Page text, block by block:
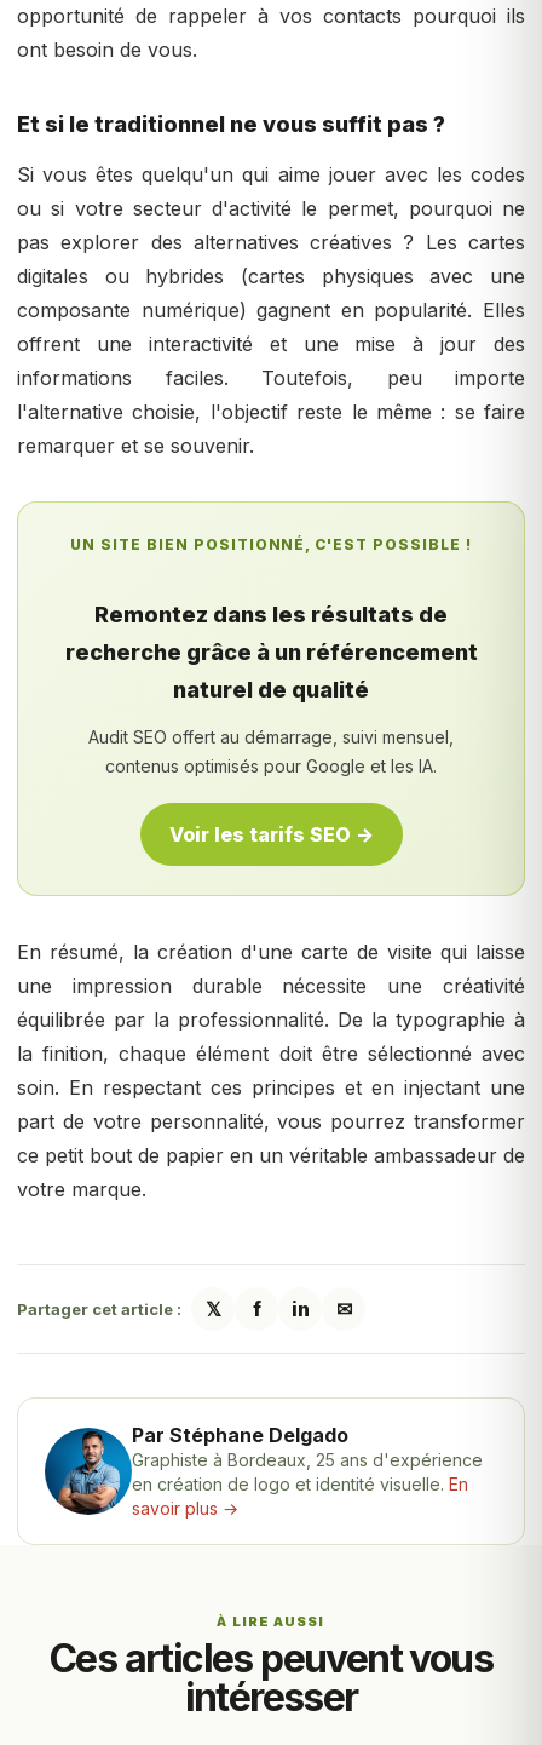
opportunité de rappeler à vos contacts pourquoi ils
ont besoin de vous.
Et si le traditionnel ne vous suffit pas ?
Si vous êtes quelqu'un qui aime jouer avec les codes
ou si votre secteur d'activité le permet, pourquoi ne
pas explorer des alternatives créatives ? Les cartes
digitales ou hybrides (cartes physiques avec une
composante numérique) gagnent en popularité. Elles
offrent une interactivité et une mise à jour des
informations faciles. Toutefois, peu importe
l'alternative choisie, l'objectif reste le même : se faire
remarquer et se souvenir.
UN SITE BIEN POSITIONNÉ, C'EST POSSIBLE !
Remontez dans les résultats de
recherche grâce à un référencement
naturel de qualité
Audit SEO offert au démarrage, suivi mensuel,
contenus optimisés pour Google et les IA.
Voir les tarifs SEO →
En résumé, la création d'une carte de visite qui laisse
une impression durable nécessite une créativité
équilibrée par la professionnalité. De la typographie à
la finition, chaque élément doit être sélectionné avec
soin. En respectant ces principes et en injectant une
part de votre personnalité, vous pourrez transformer
ce petit bout de papier en un véritable ambassadeur de
votre marque.
Partager cet article : 𝕏 f in ✉
Par Stéphane Delgado
Graphiste à Bordeaux, 25 ans d'expérience
en création de logo et identité visuelle. En
savoir plus →
À LIRE AUSSI
Ces articles peuvent vous
intéresser